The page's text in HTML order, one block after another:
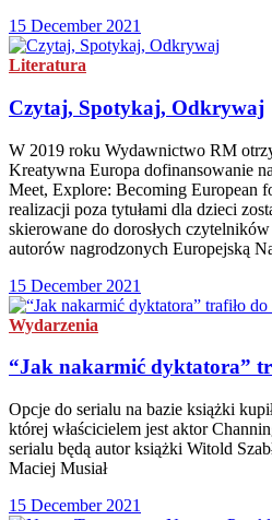
15 December 2021
Literatura
Czytaj, Spotykaj, Odkrywaj
W 2019 roku Wydawnictwo RM
Kreatywna Europa dofinansowanie
Meet, Explore: Becoming European
realizacji poza tytułami dla dzieci
skierowane do dorosłych
autorów nagrodzonych Europejską
15 December 2021
Wydarzenia
“Jak nakarmić dyktatora”
Opcje do serialu na bazie książki
której właścicielem jest aktor
serialu będą autor książki Witold
Maciej Musiał
15 December 2021